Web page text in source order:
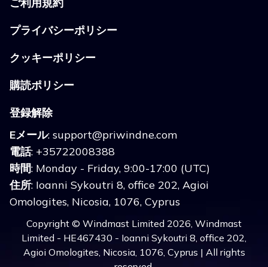
ご利用規約
プライバシーポリシー
クッキーポリシー
購読ポリシー
登録解除
Eメール: support@priwindne.com
電話: +35722008388
時間: Monday - Friday, 9:00-17:00 (UTC)
住所: Ioanni Sykoutri 8, office 202, Agioi
Omologites, Nicosia, 1076, Cyprus
Copyright © Windmast Limited 2026, Windmast
Limited - HE467430 - Ioanni Sykoutri 8, office 202,
Agioi Omologites, Nicosia, 1076, Cyprus | All rights